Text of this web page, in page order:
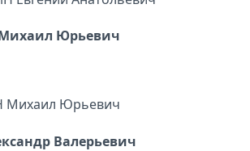
Юрьевич
Валерьевич